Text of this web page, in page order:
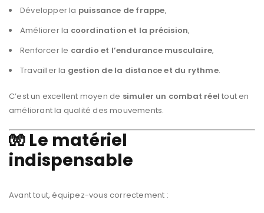
Développer la puissance de frappe,
Améliorer la coordination et la précision,
Renforcer le cardio et l’endurance musculaire,
Travailler la gestion de la distance et du rythme.
C’est un excellent moyen de simuler un combat réel tout en
améliorant la qualité des mouvements.
🧤 Le matériel
indispensable
Avant tout, équipez-vous correctement :